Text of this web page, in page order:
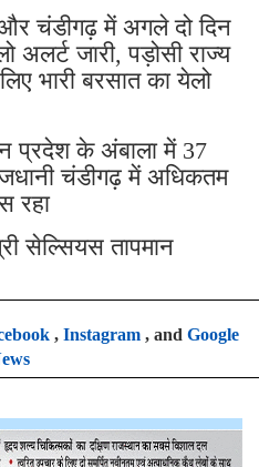
और चंडीगढ़ में अगले दो दिन
अलर्ट जारी, पड़ोसी राज्य
भारी बरसात का येलो
प्रदेश के अंबाला में 37
चंडीगढ़ में अधिकतम
रहा
सेल्सियस तापमान
, Instagram, and Google